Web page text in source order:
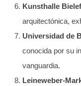
Kunsthalle
arquitectónica,
Universidad de
conocida por su
vanguardia.
Leineweber-